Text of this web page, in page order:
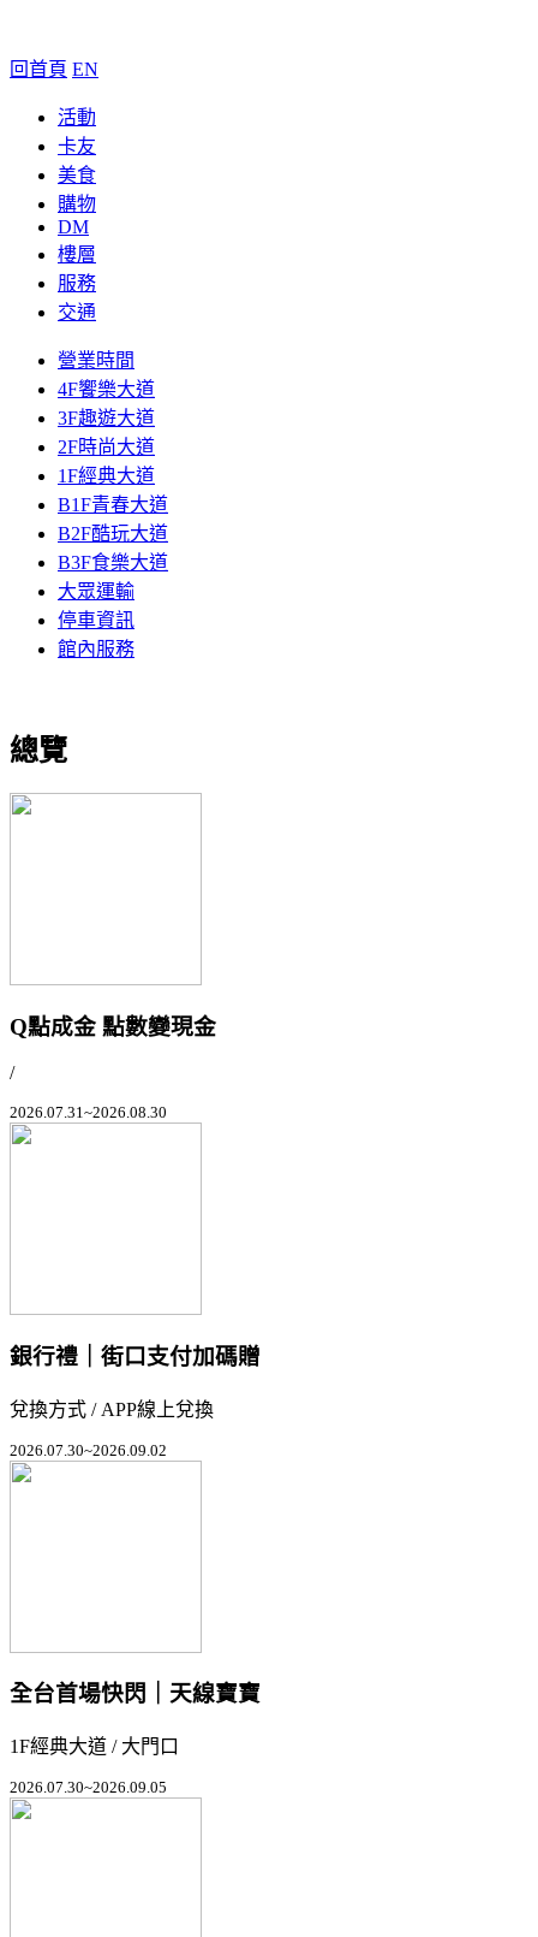
回首頁 EN
活動
卡友
美食
購物
DM
樓層
服務
交通
營業時間
4F饗樂大道
3F趣遊大道
2F時尚大道
1F經典大道
B1F青春大道
B2F酷玩大道
B3F食樂大道
大眾運輸
停車資訊
館內服務
總覽
Q點成金 點數變現金
/
2026.07.31~2026.08.30
銀行禮｜街口支付加碼贈
兌換方式 / APP線上兌換
2026.07.30~2026.09.02
全台首場快閃｜天線寶寶
1F經典大道 / 大門口
2026.07.30~2026.09.05